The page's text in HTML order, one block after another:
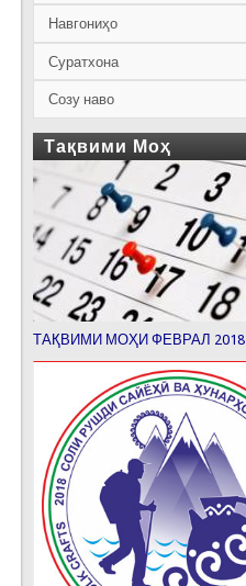
Навгониҳо
Суратхона
Созу наво
Тақвими Моҳ
ТАҚВИМИ МОҲИ ФЕВРАЛ 2018